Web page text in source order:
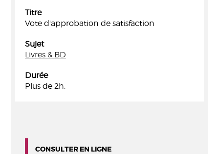
Titre
Vote d'approbation de satisfaction
Sujet
Livres & BD
Durée
Plus de 2h.
CONSULTER EN LIGNE